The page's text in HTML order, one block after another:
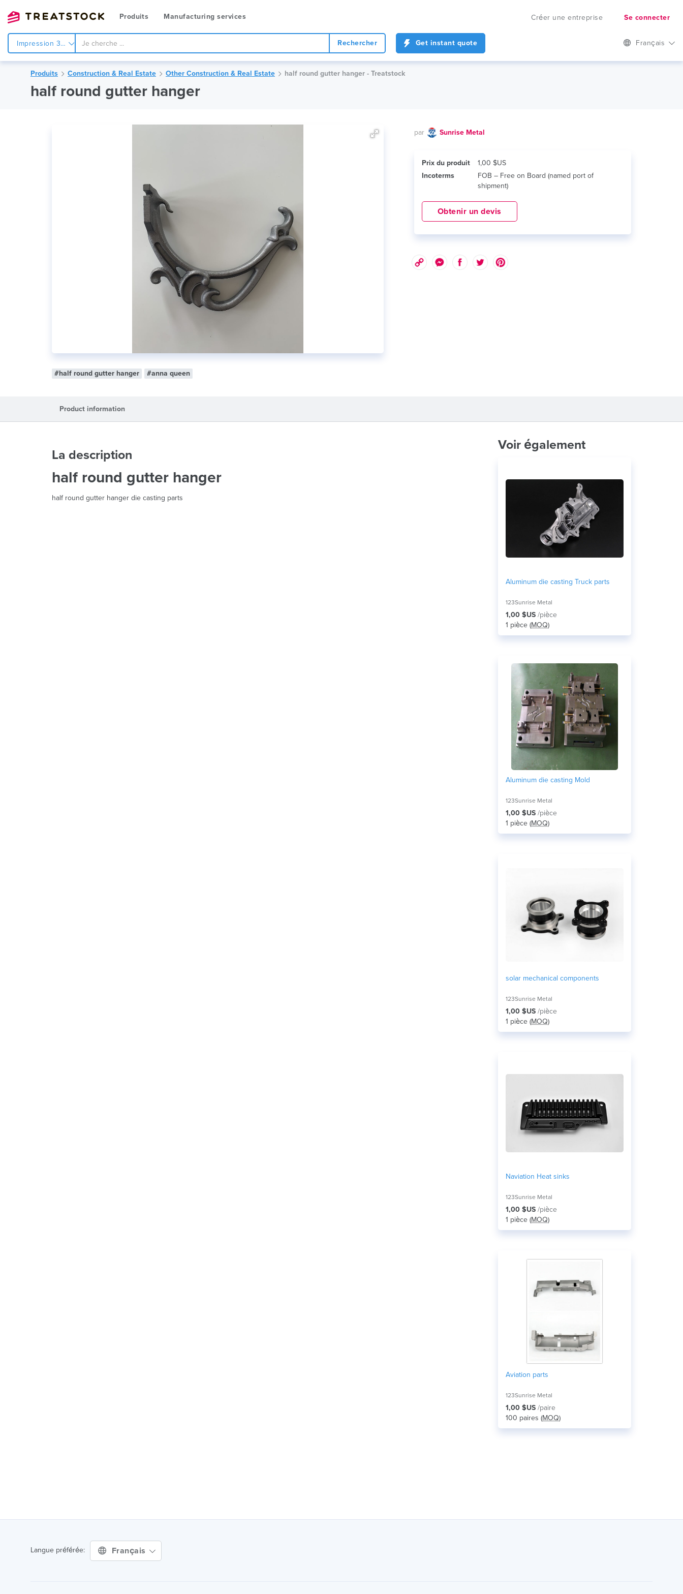
Produits Manufacturing services Créer une entreprise Se connecter
Impression 3d Rechercher Get instant quote Français
Produits Construction & Real Estate Other Construction & Real Estate half round gutter hanger - Treatstock
half round gutter hanger
#half round gutter hanger #anna queen
par Sunrise Metal
Prix ​​du produit
1,00 $US
Incoterms
FOB – Free on Board (named port of
shipment)
Obtenir un devis
Product information
La description
half round gutter hanger
half round gutter hanger die casting parts
Voir également
Aluminum die casting Truck parts
123Sunrise Metal
1,00 $US /pièce
1 pièce (MOQ)
Aluminum die casting Mold
123Sunrise Metal
1,00 $US /pièce
1 pièce (MOQ)
solar mechanical components
123Sunrise Metal
1,00 $US /pièce
1 pièce (MOQ)
Naviation Heat sinks
123Sunrise Metal
1,00 $US /pièce
1 pièce (MOQ)
Aviation parts
123Sunrise Metal
1,00 $US /paire
100 paires (MOQ)
Langue préférée: Français